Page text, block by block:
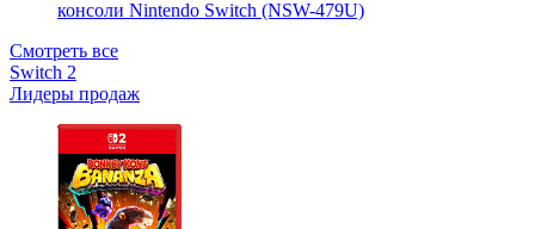
консоли Nintendo Switch (NSW-479U)
Смотреть все
Switch 2
Лидеры продаж